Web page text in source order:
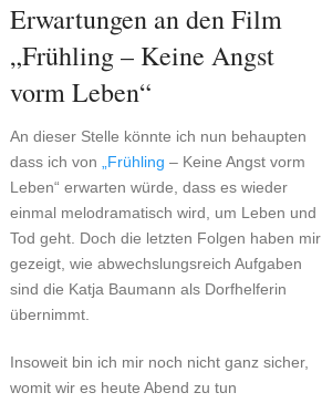
Erwartungen an den Film
„Frühling – Keine Angst
vorm Leben“
An dieser Stelle könnte ich nun behaupten
dass ich von „Frühling – Keine Angst vorm
Leben“ erwarten würde, dass es wieder
einmal melodramatisch wird, um Leben und
Tod geht. Doch die letzten Folgen haben mir
gezeigt, wie abwechslungsreich Aufgaben
sind die Katja Baumann als Dorfhelferin
übernimmt.
Insoweit bin ich mir noch nicht ganz sicher,
womit wir es heute Abend zu tun